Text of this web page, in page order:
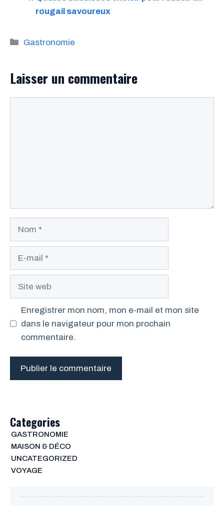
rougail savoureux
Catégories
Gastronomie
Laisser un commentaire
Enregistrer mon nom, mon e-mail et mon site
dans le navigateur pour mon prochain
commentaire.
Categories
GASTRONOMIE
MAISON & DÉCO
UNCATEGORIZED
VOYAGE